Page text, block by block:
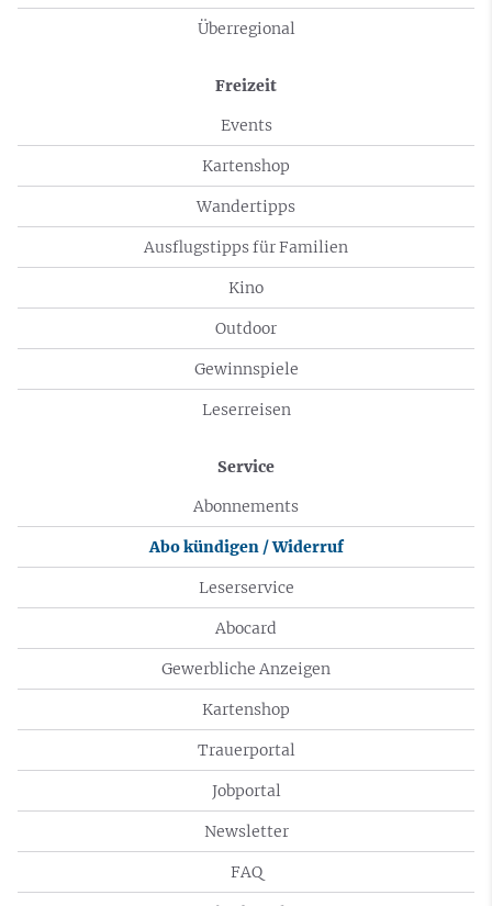
Überregional
Freizeit
Events
Kartenshop
Wandertipps
Ausflugstipps für Familien
Kino
Outdoor
Gewinnspiele
Leserreisen
Service
Abonnements
Abo kündigen / Widerruf
Leserservice
Abocard
Gewerbliche Anzeigen
Kartenshop
Trauerportal
Jobportal
Newsletter
FAQ